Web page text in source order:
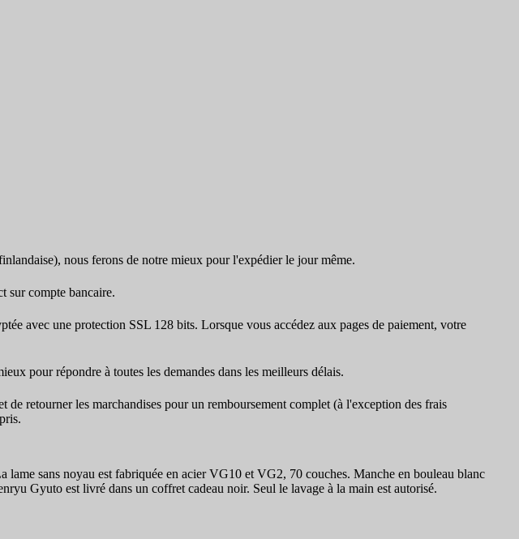
nous ferons de notre mieux pour l'expédier le jour même.
sur compte bancaire.
avec une protection SSL 128 bits. Lorsque vous accédez aux pages de paiement, votre
pour répondre à toutes les demandes dans les meilleurs délais.
retourner les marchandises pour un remboursement complet (à l'exception des frais
sans noyau est fabriquée en acier VG10 et VG2, 70 couches. Manche en bouleau blanc
Gyuto est livré dans un coffret cadeau noir. Seul le lavage à la main est autorisé.